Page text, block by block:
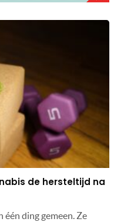
de hersteltijd na
één ding gemeen. Ze